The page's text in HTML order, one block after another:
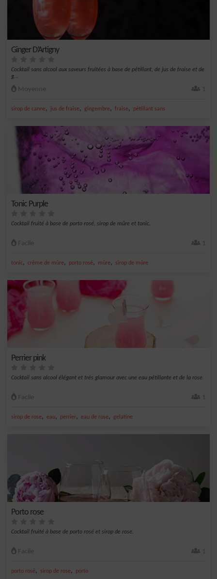
Ginger D’Artigny
Cocktail sans alcool aux saveurs fruitées à base de pétillant, de jus de fraise et de
g...
Moyenne 1
sirop de canne, jus de fraise, gingembre, fraise, pétillant sans
Tonic Purple
Cocktail fruité à base de porto rosé, sirop de mûre et tonic.
Facile 1
tonic, crème de mûre, porto rosé, mûre, sirop de mûre
Perrier pink
Cocktail sans alcool élégant et très glamour avec une eau pétillante et de la rose.
Facile 1
sirop de rose, eau, perrier, eau de rose, gelatine
Porto rose
Cocktail fruité à base de porto rosé et sirop de rose.
Facile 1
porto rosé, sirop de rose, porto